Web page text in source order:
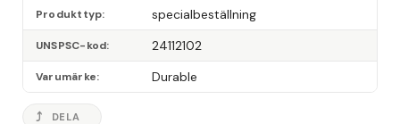
Produkttyp specialbeställning
UNSPSC-kod 24112102
Varumärke Durable
DELA